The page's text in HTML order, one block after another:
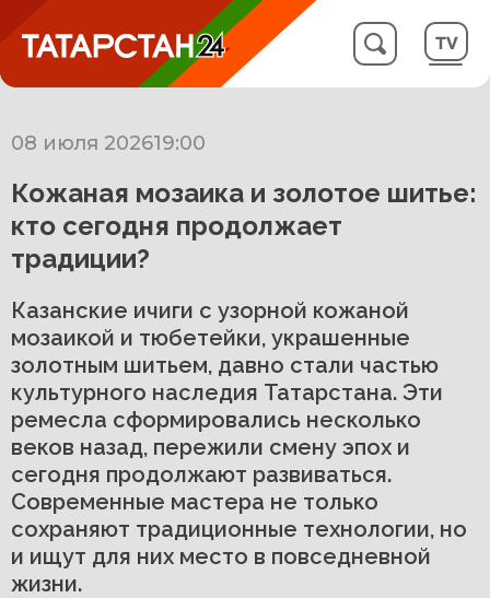
08 июля 202619:00
Кожаная мозаика и золотое шитье:
кто сегодня продолжает
традиции?
Казанские ичиги с узорной кожаной
мозаикой и тюбетейки, украшенные
золотным шитьем, давно стали частью
культурного наследия Татарстана. Эти
ремесла сформировались несколько
веков назад, пережили смену эпох и
сегодня продолжают развиваться.
Современные мастера не только
сохраняют традиционные технологии, но
и ищут для них место в повседневной
жизни.